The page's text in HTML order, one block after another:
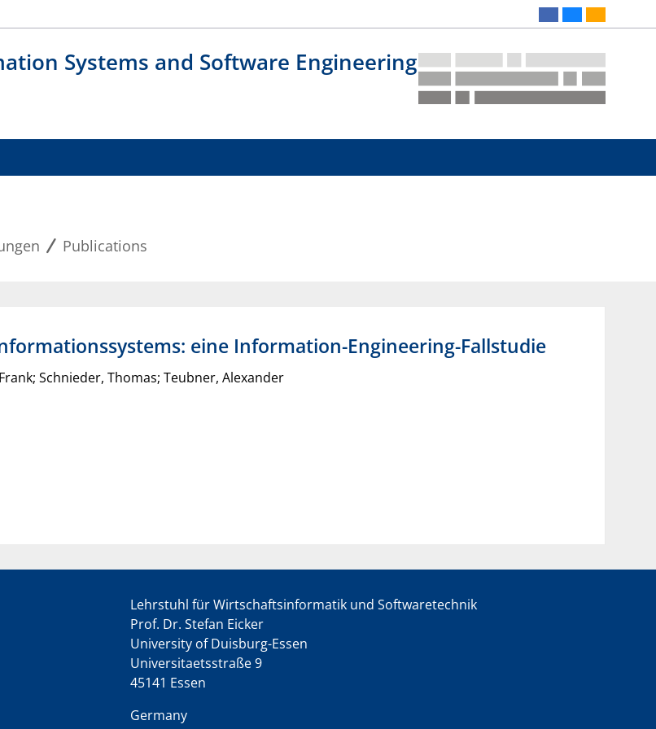
Systems and Software Engineering
Publications
eine Information-Engineering-Fallstudie
Schnieder, Thomas; Teubner, Alexander
Lehrstuhl für Wirtschaftsinformatik und Softwaretechnik
Prof. Dr. Stefan Eicker
University of Duisburg-Essen
Universitaetsstraße 9
45141 Essen
Germany